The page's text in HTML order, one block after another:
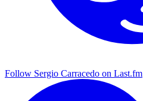
Follow Sergio Carracedo on Last.fm